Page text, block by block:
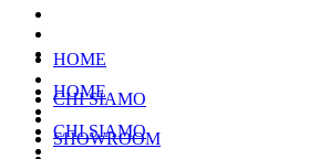
HOME
CHI SIAMO
HOME
CHI SIAMO
SHOWROOM